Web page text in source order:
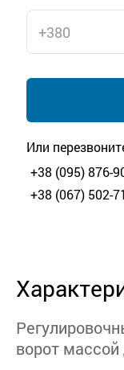
Или
+38 (095) 876-
+38 (067) 502-
ворот массой